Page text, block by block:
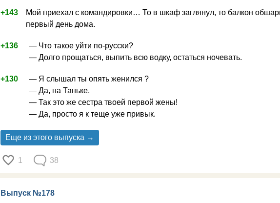
+143
Мой приехал с командировки… То в шкаф заглянул, то балкон
первый день дома.
+136
— Что такое уйти по-русски?
— Долго прощаться, выпить всю водку, остаться ночевать.
+130
— Я слышал ты опять женился ?
— Да, на Таньке.
— Так это же сестра твоей первой жены!
— Да, просто я к теще уже привык.
Еще из этого выпуска →
1 38
Выпуск №178